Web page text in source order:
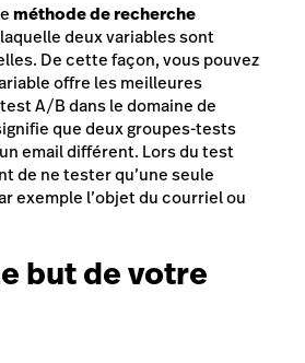
méthode de recherche
deux variables sont
De cette façon, vous pouvez
offre les meilleures
A/B dans le domaine de
que deux groupes-tests
email différent. Lors du test
de ne tester qu’une seule
exemple l’objet du courriel ou
but de votre